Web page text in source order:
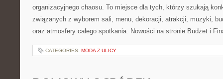
organizacyjnego chaosu. To miejsce dla tych, którzy szukają
związanych z wyborem sali, menu, dekoracji, atrakcji, muzyki,
oraz atmosfery całego spotkania. Nowości na stronie Budżet i
CATEGORIES: MODA Z ULICY